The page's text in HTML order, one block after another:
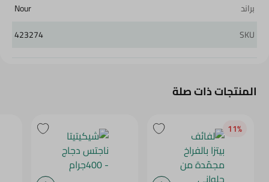
براند
Nour
SKU
423274
المنتجات ذات صلة
11‎%‎